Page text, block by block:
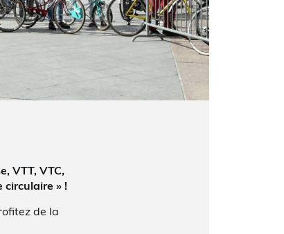
VTT, VTC,
circulaire » !
de la